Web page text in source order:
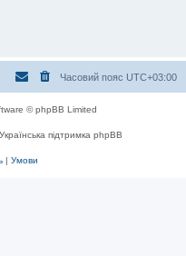
Часовий пояс UTC+03:00
© phpBB Limited
Українська підтримка phpBB
| Умови